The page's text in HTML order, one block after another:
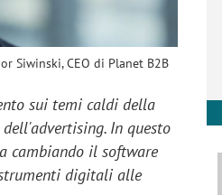
Siwinski, CEO di Planet B2B
sui temi caldi della
In questo
cambiando il software
digitali alle
agli eventi: come la
punta a eliminare lo
relazioni"